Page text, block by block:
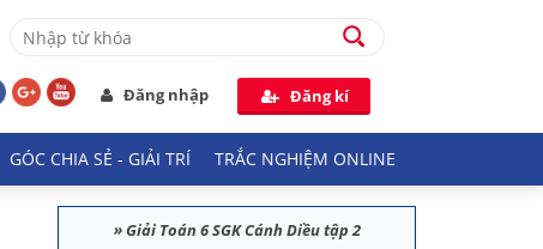
Đăng nhập Đăng kí
GÓC CHIA SẺ - GIẢI TRÍ TRẮC NGHIỆM ONLINE
»Giải Toán 6 SGK Cánh Diều tập 2